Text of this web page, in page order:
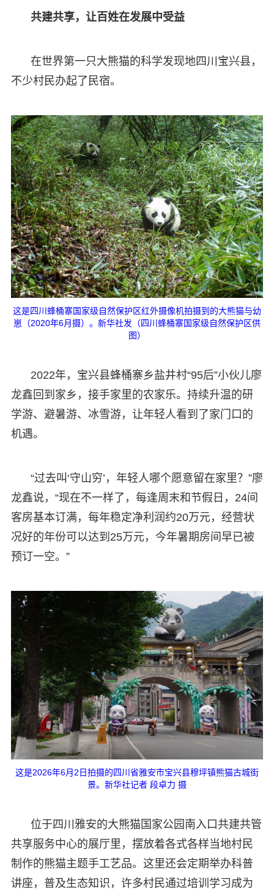
共建共享，让百姓在发展中受益
在世界第一只大熊猫的科学发现地四川宝兴县，
不少村民办起了民宿。
这是四川蜂桶寨国家级自然保护区红外摄像机拍摄到的大熊猫与幼
崽（2020年6月摄）。新华社发（四川蜂桶寨国家级自然保护区供
图）
2022年，宝兴县蜂桶寨乡盐井村“95后”小伙儿廖
龙鑫回到家乡，接手家里的农家乐。持续升温的研
学游、避暑游、冰雪游，让年轻人看到了家门口的
机遇。
“过去叫‘守山穷’，年轻人哪个愿意留在家里？”廖
龙鑫说，“现在不一样了，每逢周末和节假日，24间
客房基本订满，每年稳定净利润约20万元，经营状
况好的年份可以达到25万元，今年暑期房间早已被
预订一空。”
这是2026年6月2日拍摄的四川省雅安市宝兴县穆坪镇熊猫古城街
景。新华社记者 段卓力 摄
位于四川雅安的大熊猫国家公园南入口共建共管
共享服务中心的展厅里，摆放着各式各样当地村民
制作的熊猫主题手工艺品。这里还会定期举办科普
讲座，普及生态知识，许多村民通过培训学习成为